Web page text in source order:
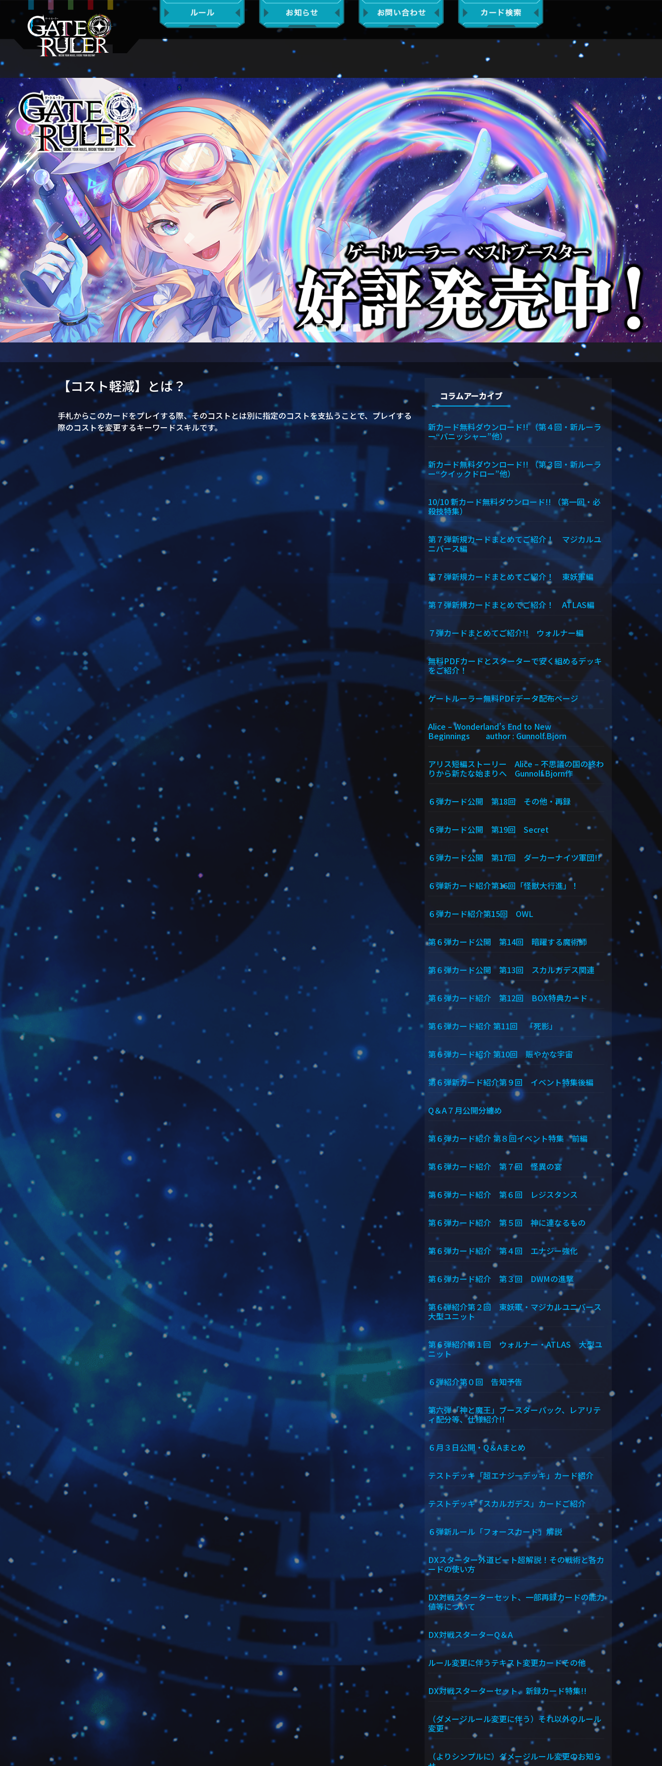
【コスト軽減】とは？
手札からこのカードをプレイする際、そのコストとは別に指定のコストを支払うことで、プレイする
際のコストを変更するキーワードスキルです。
コラムアーカイブ
新カード無料ダウンロード!! （第４回・新ルーラ
ー“パニッシャー”他）
新カード無料ダウンロード!! （第３回・新ルーラ
ー“クイックドロー”他）
10/10 新カード無料ダウンロード!! （第一回・必
殺技特集）
第７弾新規カードまとめてご紹介！ マジカルユ
ニバース編
第７弾新規カードまとめてご紹介！ 東妖軍編
第７弾新規カードまとめてご紹介！ ATLAS編
７弾カードまとめてご紹介!! ウォルナー編
無料PDFカードとスターターで安く組めるデッキ
をご紹介！
ゲートルーラー無料PDFデータ配布ページ
Alice – Wonderland’s End to New
Beginnings author : Gunnolf.Bjorn
アリス短編ストーリー Alice – 不思議の国の終わ
りから新たな始まりへ Gunnolf.Bjorn作
６弾カード公開 第18回 その他・再録
６弾カード公開 第19回 Secret
６弾カード公開 第17回 ダーカーナイツ軍団!!
６弾新カード紹介第16回「怪獣大行進」！
６弾カード紹介第15回 OWL
第６弾カード公開 第14回 暗躍する魔術師
第６弾カード公開 第13回 スカルガデス関連
第６弾カード紹介 第12回 BOX特典カード
第６弾カード紹介 第11回 「死影」
第６弾カード紹介 第10回 賑やかな宇宙
第６弾新カード紹介第９回 イベント特集後編
Q＆A７月公開分纏め
第６弾カード紹介 第８回イベント特集 前編
第６弾カード紹介 第７回 怪異の宴
第６弾カード紹介 第６回 レジスタンス
第６弾カード紹介 第５回 神に連なるもの
第６弾カード紹介 第４回 エナジー強化
第６弾カード紹介 第３回 DWMの進撃
第６弾紹介第２回 東妖軍・マジカルユニバース
大型ユニット
第６弾紹介第１回 ウォルナー・ATLAS 大型ユ
ニット
６弾紹介第０回 告知予告
第六弾「神と魔王」ブースターパック、レアリテ
ィ配分等、仕様紹介!!
６月３日公開・Q＆Aまとめ
テストデッキ「超エナジーデッキ」カード紹介
テストデッキ「スカルガデス」カードご紹介
６弾新ルール「フォースカード」解説
DXスターター外道ビート超解説！その戦術と各カ
ードの使い方
DX対戦スターターセット、一部再録カードの能力
値等について
DX対戦スターターQ＆A
ルール変更に伴うテキスト変更カードその他
DX対戦スターターセット、新録カード特集!!
（ダメージルール変更に伴う）それ以外のルール
変更
（よりシンプルに）ダメージルール変更のお知ら